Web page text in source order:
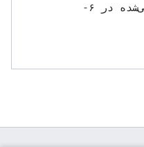
  note = "[برخط؛ بازبینی‌شده در ۶-